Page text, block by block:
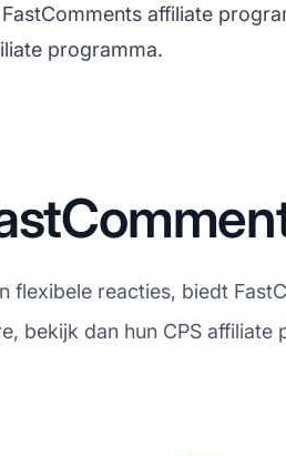
affiliate
programma.
flexibele reacties, biedt
bekijk dan hun CPS affiliate